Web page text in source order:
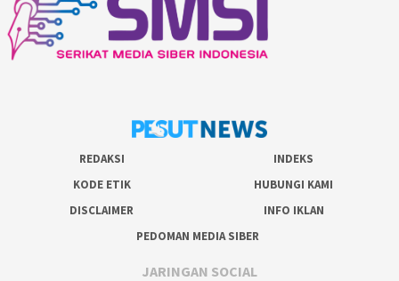
REDAKSI
INDEKS
KODE ETIK
HUBUNGI KAMI
DISCLAIMER
INFO IKLAN
PEDOMAN MEDIA SIBER
JARINGAN SOCIAL